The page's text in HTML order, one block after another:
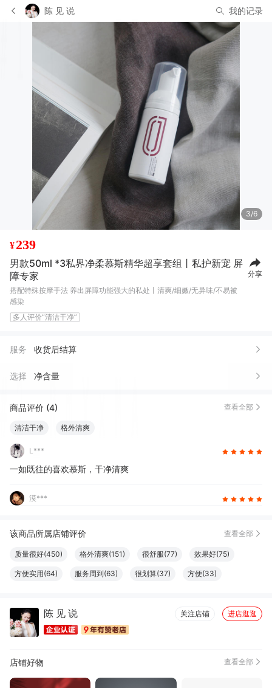
陈 见 说 我的记录
3/6
¥239
男款50ml *3私界净柔慕斯精华超享套组丨私护新宠 屏
障专家
搭配特殊按摩手法 养出屏障功能强大的私处丨清爽/细嫩/无异味/不易被
感染
多人评价“清洁干净”
分享
服务 收货后结算
选择 净含量
商品评价 (4) 查看全部
清洁干净 格外清爽
L***
一如既往的喜欢慕斯，干净清爽
漠***
该商品所属店铺评价 查看全部
质量很好(450) 格外清爽(151) 很舒服(77) 效果好(75)
方便实用(64) 服务周到(63) 很划算(37) 方便(33)
很好看(26) 易于使用(22) 清洁干净(19)
颗粒饱满(18) 有益皮肤(15)
陈 见 说 关注店铺 进店逛逛
店铺好物 查看全部